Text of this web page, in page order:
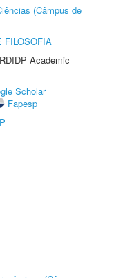
(Câmpus de
FILOSOFIA
Academic
Scholar
Fapesp